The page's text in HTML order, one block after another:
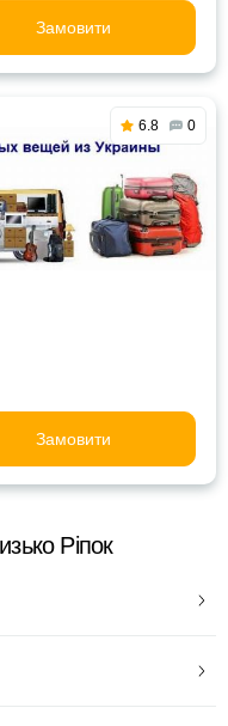
Замовити
6.8 0
Замовити
Ріпок